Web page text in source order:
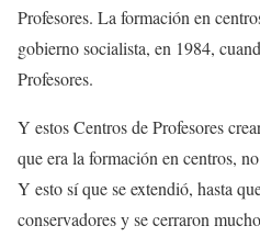
Profesores. La formación en
gobierno socialista, en 1984,
Profesores.
Y estos Centros de Profesores
que era la formación en centros,
Y esto sí que se extendió, hasta
conservadores y se cerraron